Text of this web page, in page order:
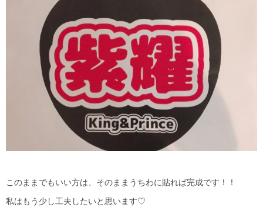
このままでもいい方は、そのままうちわに貼れば完成です！！
私はもう少し工夫したいと思います♡